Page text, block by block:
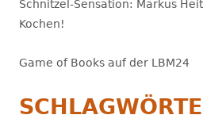
Schnitzel-Sensation: Markus
Kochen!
Game of Books auf der LBM24